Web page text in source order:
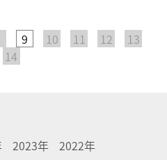
9 10 11 12
13
14
2023年
2022年